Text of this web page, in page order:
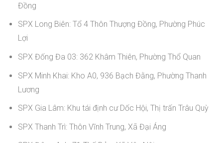
Đồng
SPX Long Biên: Tổ 4 Thôn Thượng Đồng, Phường Phúc
Lợi
SPX Đống Đa 03: 362 Khâm Thiên, Phường Thổ Quan
SPX Minh Khai: Kho A0, 936 Bạch Đằng, Phường Thanh
Lương
SPX Gia Lâm: Khu tái định cư Dốc Hội, Thị trấn Trâu Quỳ
SPX Thanh Trì: Thôn Vĩnh Trung, Xã Đại Áng